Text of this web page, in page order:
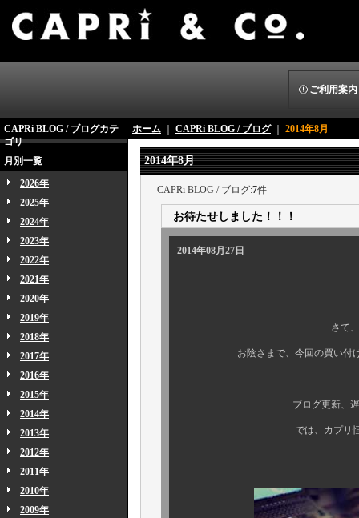
ご利用案内
CAPRi BLOG / ブログカテ
ゴリ
月別一覧
2026年
2025年
2024年
2023年
2022年
2021年
2020年
2019年
2018年
2017年
2016年
2015年
2014年
2013年
2012年
2011年
2010年
2009年
ホーム CAPRi BLOG / ブログ｜ 2014年8月
2014年8月
CAPRi BLOG / ブログ:7件
お待たせしました！！！
2014年08月27日
さて、皆様、大変長ら
お陰さまで、今回の買い付け商品
ブログ更新、遅れに遅れて
では、カプリ恒例、『 買